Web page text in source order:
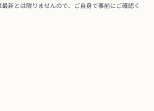
新とは限りませんので、ご自身で事前にご確認く